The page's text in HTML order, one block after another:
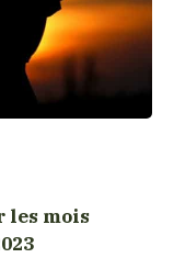
les mois